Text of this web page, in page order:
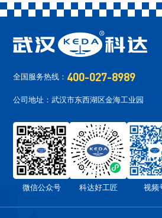
全国服务热线： 400-027-8989
公司地址：武汉市东西湖区金海工业园
微信公众号 科达好工匠 视频